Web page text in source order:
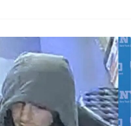
ubistvo
direktora
milionera:
Uhapšen
u
Mekdonaldsu